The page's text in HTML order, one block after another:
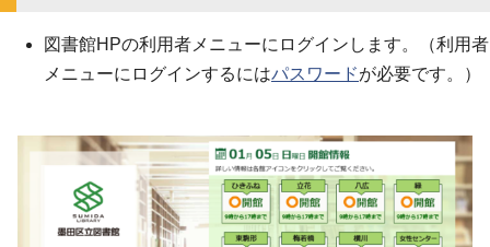
図書館HPの利用者メニューにログインします。（利用者
メニューにログインするにはパスワードが必要です。）